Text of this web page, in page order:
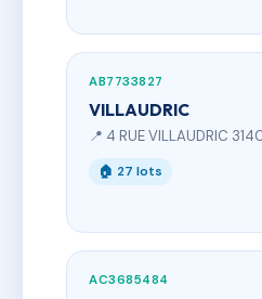
AB7733827
VILLAUDRIC
📍 4 RUE VILLAUDRIC
🏠 27 lots
AC3685484